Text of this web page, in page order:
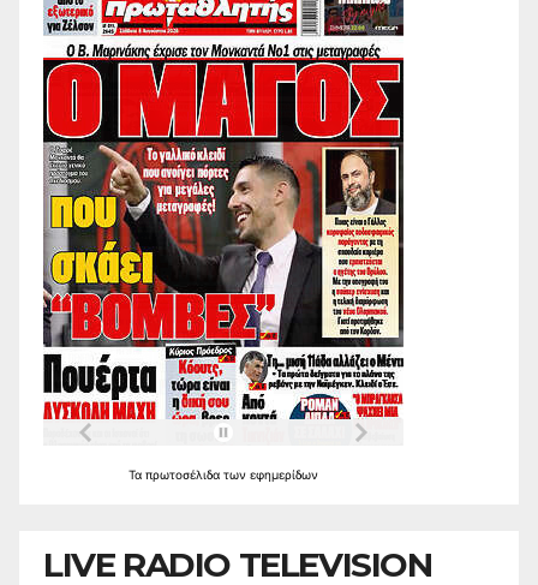
Τα πρωτοσέλιδα των εφημερίδων
LIVE RADIO TELEVISION